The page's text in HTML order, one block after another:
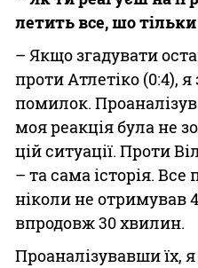
летить все, шо
– Якщо згадувати
проти Атлетіко (0:4),
помилок.
моя реакція була не
цій ситуації. Проти
– та сама історія.
ніколи не отримував
впродовж 30 хвилин.
Проаналізувавши їх,